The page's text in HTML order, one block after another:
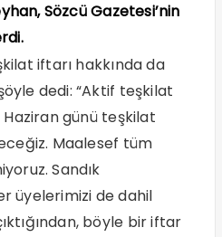
Sözcü Gazetesi’nin
iftarı hakkında da
dedi: “Aktif teşkilat
günü teşkilat
Maalesef tüm
Sandık
üyelerimizi de dahil
böyle bir iftar